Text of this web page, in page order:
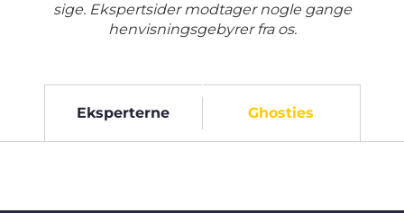
sige. Ekspertsider modtager nogle gange
henvisningsgebyrer fra os.
Eksperterne Ghosties